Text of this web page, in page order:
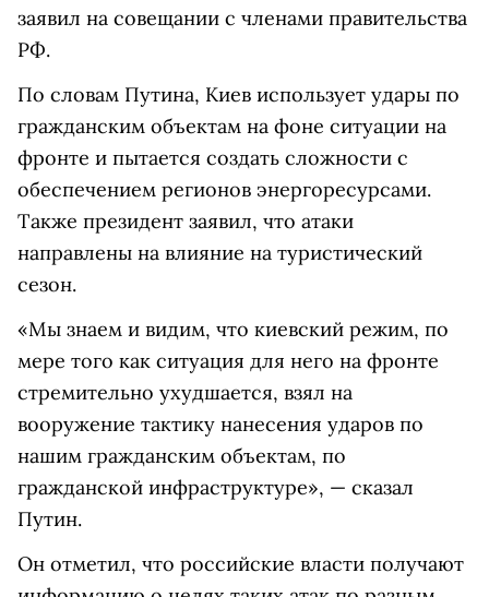
заявил на совещании с членами правительства
РФ.
По словам Путина, Киев использует удары по
гражданским объектам на фоне ситуации на
фронте и пытается создать сложности с
обеспечением регионов энергоресурсами.
Также президент заявил, что атаки
направлены на влияние на туристический
сезон.
«Мы знаем и видим, что киевский режим, по
мере того как ситуация для него на фронте
стремительно ухудшается, взял на
вооружение тактику нанесения ударов по
нашим гражданским объектам, по
гражданской инфраструктуре», — сказал
Путин.
Он отметил, что российские власти получают